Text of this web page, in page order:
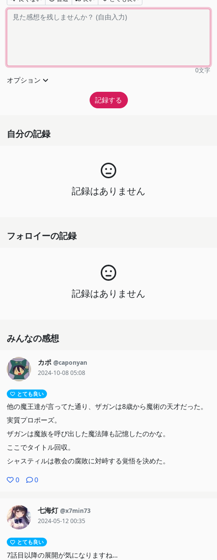
0文字
オプション
自分の記録
記録はありません
フォロイーの記録
記録はありません
みんなの感想
カポ @caponyan
2024-10-08 05:08
とても良い
他の魔王達が言ってた通り、ザガンは8歳から魔術の天才だった。
実質プロポーズ。
ザガンは魔族を呼び出した魔法陣も記憶したのかな。
ここでタイトル回収。
シャスティルは教会の腐敗に対峙する覚悟を決めた。
0 0
七海灯 @x7min73
2024-05-12 00:35
とても良い
7話目以降の展開が気になりますね…